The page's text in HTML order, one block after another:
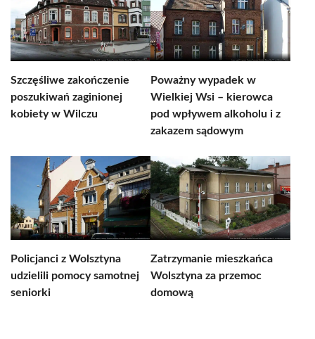
Szczęśliwe zakończenie
poszukiwań zaginionej
kobiety w Wilczu
Poważny wypadek w
Wielkiej Wsi – kierowca
pod wpływem alkoholu i z
zakazem sądowym
Policjanci z Wolsztyna
udzielili pomocy samotnej
seniorki
Zatrzymanie mieszkańca
Wolsztyna za przemoc
domową